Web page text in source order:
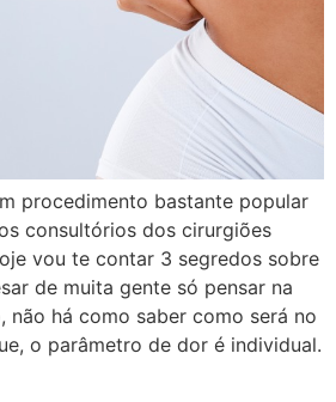
procedimento bastante popular
consultórios dos cirurgiões
vou te contar 3 segredos sobre
de muita gente só pensar na
há como saber como será no
o parâmetro de dor é individual.